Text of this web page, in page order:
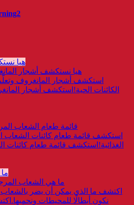
هيا نستكشف أشجار
استكشف أشجار المانغروف
الكائنات الحية! استكشف أشجار
قائمة طعام الشعاب
استكشف قائمة طعام كائنات الشعاب
الغذائية! استكشف قائمة طعام كائنات
ما هي الشعاب
اكتشف ما الذي يمكن أن يضر بالشعاب
نكون أبطالًا للمحيطات ونحميها.